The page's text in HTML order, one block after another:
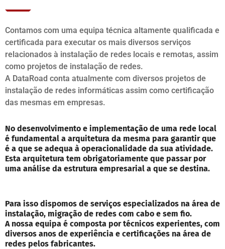
Contamos com uma equipa técnica altamente qualificada e
certificada para executar os mais diversos serviços
relacionados à instalação de redes locais e remotas, assim
como projetos de instalação de redes.
A DataRoad conta atualmente com diversos projetos de
instalação de redes informáticas assim como certificação
das mesmas em empresas.
No desenvolvimento e implementação de uma rede local
é fundamental a arquitetura da mesma para garantir que
é a que se adequa à operacionalidade da sua atividade.
Esta arquitetura tem obrigatoriamente que passar por
uma análise da estrutura empresarial a que se destina.
Para isso dispomos de serviços especializados na área de
instalação, migração de redes com cabo e sem fio.
A nossa equipa é composta por técnicos experientes, com
diversos anos de experiência e certificações na área de
redes pelos fabricantes.